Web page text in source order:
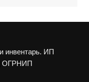
инвентарь. ИП
ОГРНИП